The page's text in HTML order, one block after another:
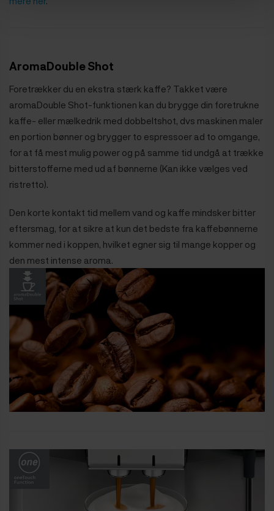
AromaDouble Shot
Foretrækker du en ekstra stærk kaffe? Takket være
aromaDouble Shot-funktionen kan du brygge din foretrukne
kaffe- eller mælkedrik med dobbeltshot, dvs maskinen maler
en portion bønner og brygger to espressoer ad to omgange,
for at få mest mulig power og på samme tid undgå at trække
bitterstofferne med ud af bønnerne (Kan ikke vælges ved
ristretto).
Den korte kontakt tid mellem vand og kaffe mindsker bitter
eftersmag, for at sikre at kun det bedste fra kaffebønnerne
kommer ned i koppen, hvilket egner sig til mange kopper og
den mest intense aroma.